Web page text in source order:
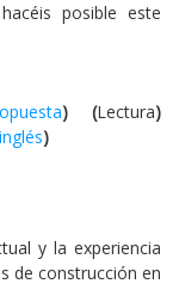
posible este
) (Lectura)
)
y la experiencia
de construcción en